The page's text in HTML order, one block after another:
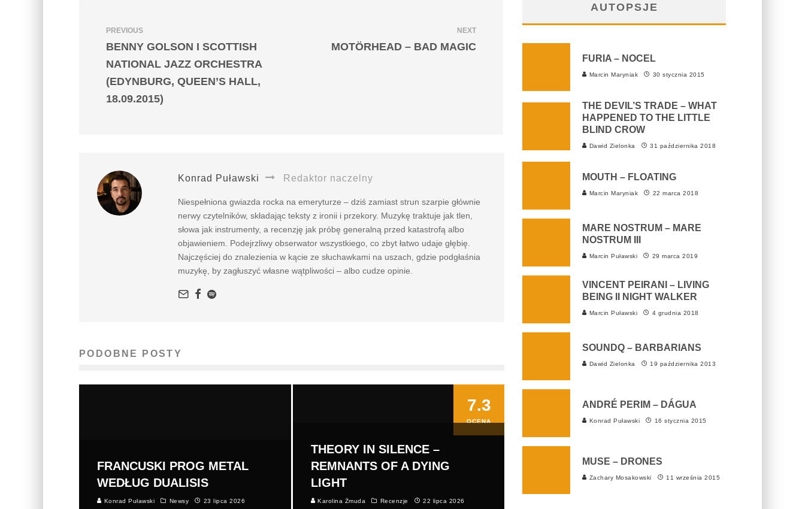
PREVIOUS
BENNY GOLSON I SCOTTISH
NATIONAL JAZZ ORCHESTRA
(EDYNBURG, QUEEN’S HALL,
18.09.2015)
NEXT
MOTÖRHEAD – BAD MAGIC
Konrad Puławski Redaktor naczelny
Niespełniona gwiazda rocka na emeryturze – dziś zamiast strun szarpie głównie
nerwy czytelników, składając teksty z ironii i przekory. Muzykę traktuje jak tlen,
słowa jak instrumenty, a recenzję jak próbę generalną przed katastrofą albo
objawieniem. Podejrzliwy obserwator wszystkiego, co zbyt łatwo udaje głębię.
Najczęściej do znalezienia w kącie ze słuchawkami na uszach, gdzie podgłaśnia
muzykę, by zagłuszyć własne wątpliwości – albo cudze opinie.
PODOBNE POSTY
FRANCUSKI PROG METAL
WEDŁUG DUALISIS
Konrad Puławski Newsy 23 lipca 2026
7.3
OCENA
THEORY IN SILENCE –
REMNANTS OF A DYING
LIGHT
Karolina Żmuda Recenzje 22 lipca 2026
AUTOPSJE
FURIA – NOCEL
Marcin Maryniak 30 stycznia 2015
THE DEVIL’S TRADE – WHAT
HAPPENED TO THE LITTLE
BLIND CROW
Dawid Zielonka 31 października 2018
MOUTH – FLOATING
Marcin Maryniak 22 marca 2018
MARE NOSTRUM – MARE
NOSTRUM III
Marcin Puławski 29 marca 2019
VINCENT PEIRANI – LIVING
BEING II NIGHT WALKER
Marcin Puławski 4 grudnia 2018
SOUNDQ – BARBARIANS
Dawid Zielonka 19 października 2013
ANDRÉ PERIM – DÁGUA
Konrad Puławski 16 stycznia 2015
MUSE – DRONES
Zachary Mosakowski 11 września 2015